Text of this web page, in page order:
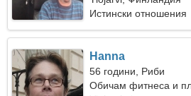
Истински отношения
Hanna
56 години, Риби
Обичам фитнеса и